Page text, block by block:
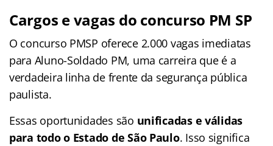
Cargos e vagas do concurso PM SP
O concurso PMSP oferece 2.000 vagas imediatas
para Aluno-Soldado PM, uma carreira que é a
verdadeira linha de frente da segurança pública
paulista.
Essas oportunidades são unificadas e válidas
para todo o Estado de São Paulo. Isso significa